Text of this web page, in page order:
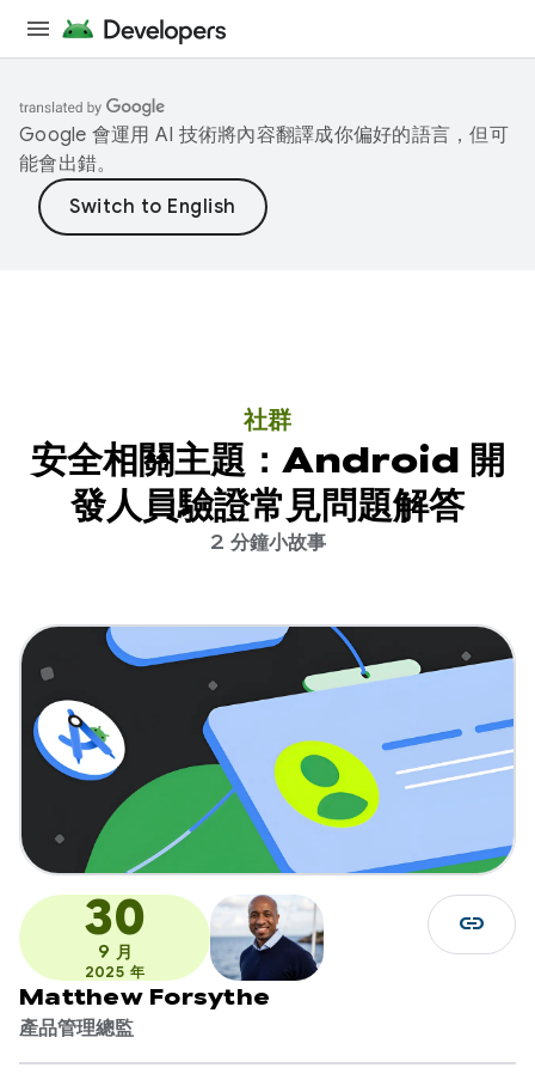
Google 會運用 AI 技術將內容翻譯成你偏好的語言，但可
能會出錯。
社群
安全相關主題：Android 開
發人員驗證常見問題解答
2 分鐘小故事
30
9 月
2025 年
Matthew Forsythe
產品管理總監
link